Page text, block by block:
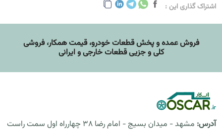
اشتراک گذاری این :
فروش عمده و پخش قطعات خودرو، قيمت همکار، فروشی
کلی و جزیی قطعات خارجی و ایرانی
آدرس:
مشهد - میدان بسیج - امام رضا 38 چهارراه اول سمت راست